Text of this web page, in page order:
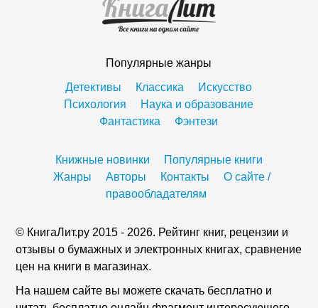
Популярные жанры
Детективы
Классика
Искусство
Психология
Наука и образование
Фантастика
Фэнтези
Книжные новинки
Популярные книги
Жанры
Авторы Контакты
О сайте /
правообладателям
© КнигаЛит.ру 2015 - 2026. Рейтинг книг, рецензии и
отзывы о бумажных и электронных книгах, сравнение
цен на книги в магазинах.
На нашем сайте вы можете скачать бесплатно и